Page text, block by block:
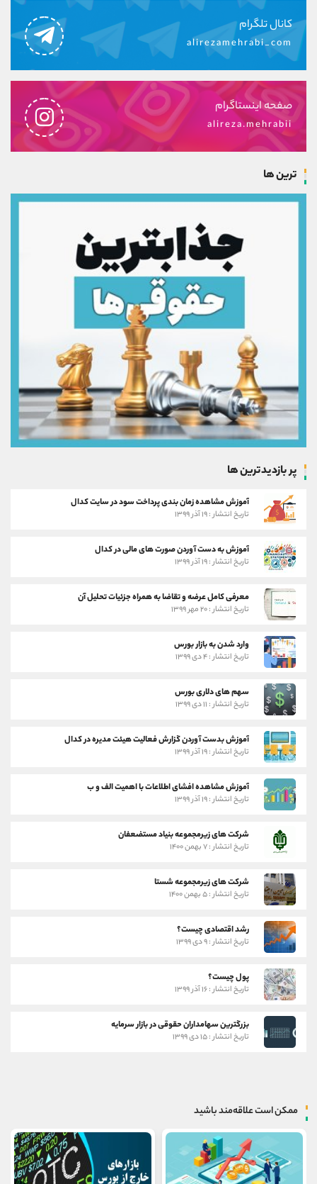
کانال تلگرام
alirezamehrabi_com
صفحه اینستاگرام
alireza.mehrabii
ترین ها
پر بازدیدترین ها
آموزش مشاهده زمان بندی پرداخت سود در سایت کدال
تاریخ انتشار : ۱۹ آذر ۱۳۹۹
آموزش به دست آوردن صورت های مالی در کدال
تاریخ انتشار : ۱۹ آذر ۱۳۹۹
معرفی کامل عرضه و تقاضا به همراه جزئیات تحلیل آن
تاریخ انتشار : ۲۰ مهر ۱۳۹۹
وارد شدن به بازار بورس
تاریخ انتشار : ۴ دی ۱۳۹۹
سهم های دلاری بورس
تاریخ انتشار : ۱۱ دی ۱۳۹۹
آموزش بدست آوردن گزارش فعالیت هیئت مدیره در کدال
تاریخ انتشار : ۱۹ آذر ۱۳۹۹
آموزش مشاهده افشای اطلاعات با اهمیت الف و ب
تاریخ انتشار : ۱۹ آذر ۱۳۹۹
شرکت های زیرمجموعه بنیاد مستضعفان
تاریخ انتشار : ۷ بهمن ۱۴۰۰
شرکت های زیرمجموعه شستا
تاریخ انتشار : ۵ بهمن ۱۴۰۰
رشد اقتصادی چیست؟
تاریخ انتشار : ۹ دی ۱۳۹۹
پول چیست؟
تاریخ انتشار : ۱۶ آذر ۱۳۹۹
بزرگترین سهامداران حقوقی در بازار سرمایه
تاریخ انتشار : ۱۵ دی ۱۳۹۹
ممکن است علاقه‌مند باشید